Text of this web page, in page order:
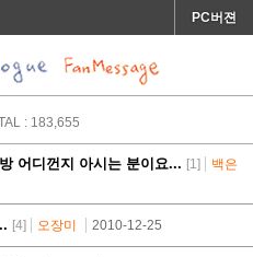
PC버젼
: 183,655
어디껀지 아시는 분이요... [1]
백은
[4] 오장미 2010-12-25